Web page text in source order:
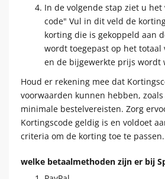
In de volgende stap ziet u het
code" Vul in dit veld de
korting die is gekoppeld aan
wordt toegepast op het totaal
en de bijgewerkte prijs wordt
Houd er rekening mee dat
voorwaarden kunnen hebben,
minimale bestelvereisten. Zorg
Kortingscode geldig is en voldoet
criteria om de korting toe te passen.
welke betaalmethoden zijn er bij